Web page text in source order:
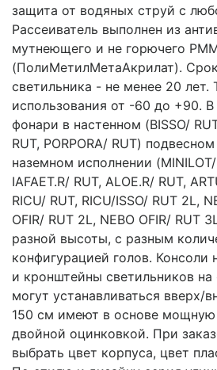
защита от водяных струй с
Рассеиватель выполнен из
мутнеющего и не горючего
(ПолиМетилМетаАкрилат).
светильника - не менее 20 лет.
использования от -60 до +90. В
фонари в настенном (BISSO/
RUT, PORPORA/ RUT)
наземном исполнении (MINILOT/
IAFAET.R/ RUT, ALOE.R/ RUT,
RICU/ RUT, RICU/ISSO/ RUT 2L,
OFIR/ RUT 2L, NEBO OFIR/ RUT
разной высоты, с разным
конфигурацией голов. Консоли
и кронштейны светильников
могут устанавливаться вверх/
150 см имеют в основе мощную
двойной оцинковкой. При
выбрать цвет корпуса, цвет